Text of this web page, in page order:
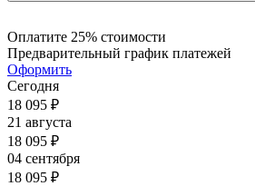
Оплатите 25% стоимости
Предварительный график платежей
Оформить
Сегодня
18 095 ₽
21 августа
18 095 ₽
04 сентября
18 095 ₽